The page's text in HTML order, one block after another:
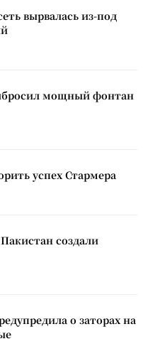
вырвалась из-под
мощный фонтан
успех Стармера
создали
о заторах на